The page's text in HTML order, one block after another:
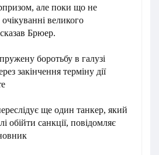
але поки що не
великого
Брюер.
боротьбу в галузі
закінчення терміну дії
ще один танкер, який
обійти санкції, повідомляє